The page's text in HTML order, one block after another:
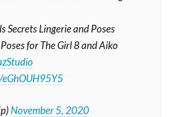
Secrets Lingerie and Poses
for The Girl 8 and Aiko
November 5, 2020